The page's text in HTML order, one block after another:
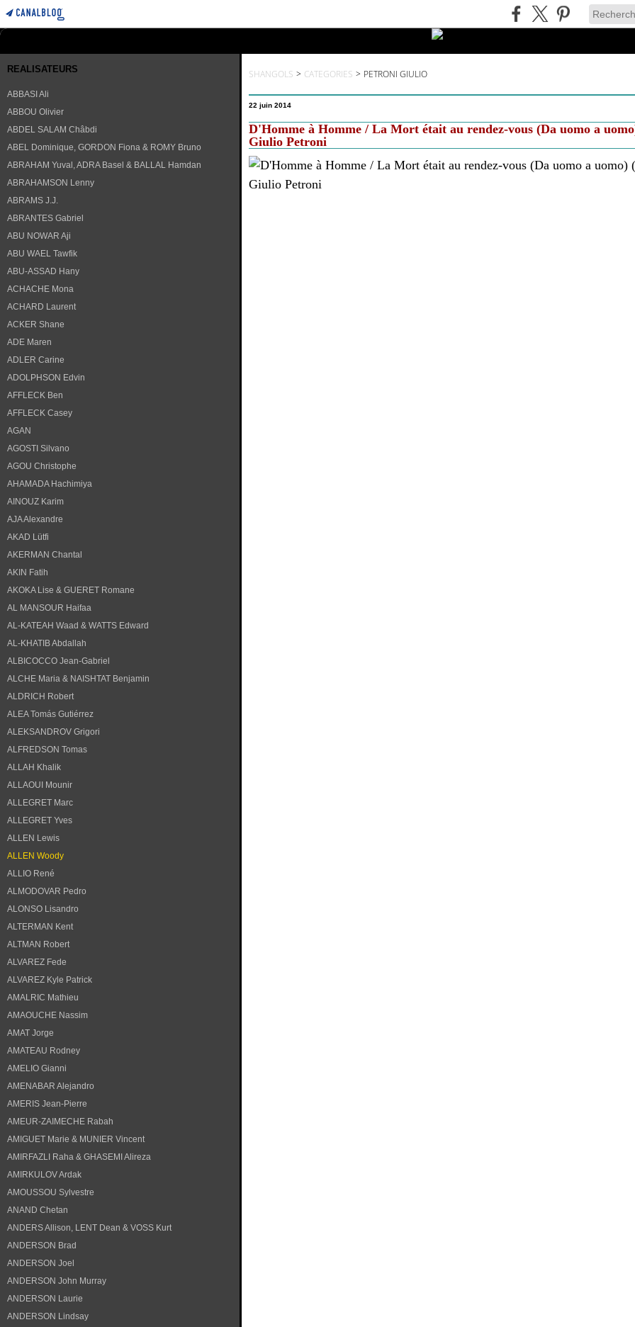
REALISATEURS
ABBASI Ali
ABBOU Olivier
ABDEL SALAM Châbdi
ABEL Dominique, GORDON Fiona & ROMY Bruno
ABRAHAM Yuval, ADRA Basel & BALLAL Hamdan
ABRAHAMSON Lenny
ABRAMS J.J.
ABRANTES Gabriel
ABU NOWAR Aji
ABU WAEL Tawfik
ABU-ASSAD Hany
ACHACHE Mona
ACHARD Laurent
ACKER Shane
ADE Maren
ADLER Carine
ADOLPHSON Edvin
AFFLECK Ben
AFFLECK Casey
AGAN
AGOSTI Silvano
AGOU Christophe
AHAMADA Hachimiya
AINOUZ Karim
AJA Alexandre
AKAD Lütfi
AKERMAN Chantal
AKIN Fatih
AKOKA Lise & GUERET Romane
AL MANSOUR Haifaa
AL-KATEAH Waad & WATTS Edward
AL-KHATIB Abdallah
ALBICOCCO Jean-Gabriel
ALCHE Maria & NAISHTAT Benjamin
ALDRICH Robert
ALEA Tomás Gutiérrez
ALEKSANDROV Grigori
ALFREDSON Tomas
ALLAH Khalik
ALLAOUI Mounir
ALLEGRET Marc
ALLEGRET Yves
ALLEN Lewis
ALLEN Woody
ALLIO René
ALMODOVAR Pedro
ALONSO Lisandro
ALTERMAN Kent
ALTMAN Robert
ALVAREZ Fede
ALVAREZ Kyle Patrick
AMALRIC Mathieu
AMAOUCHE Nassim
AMAT Jorge
AMATEAU Rodney
AMELIO Gianni
AMENABAR Alejandro
AMERIS Jean-Pierre
AMEUR-ZAIMECHE Rabah
AMIGUET Marie & MUNIER Vincent
AMIRFAZLI Raha & GHASEMI Alireza
AMIRKULOV Ardak
AMOUSSOU Sylvestre
ANAND Chetan
ANDERS Allison, LENT Dean & VOSS Kurt
ANDERSON Brad
ANDERSON Joel
ANDERSON John Murray
ANDERSON Laurie
ANDERSON Lindsay
SHANGOLS > CATEGORIES > PETRONI GIULIO
22 juin 2014
D'Homme à Homme / La Mort était au rendez-vous (Da uomo a
Giulio Petroni